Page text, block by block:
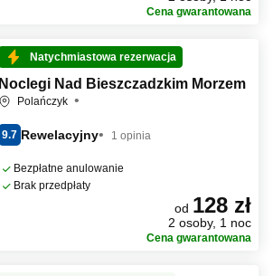
Cena gwarantowana
Natychmiastowa rezerwacja
Noclegi Nad Bieszczadzkim Morzem
Polańczyk
9.7 Rewelacyjny 1 opinia
Bezpłatne anulowanie
Brak przedpłaty
od 128 zł
2 osoby, 1 noc
Cena gwarantowana